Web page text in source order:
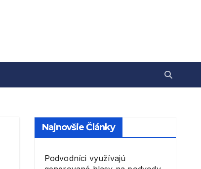
Najnovšie Články
Podvodníci využívajú